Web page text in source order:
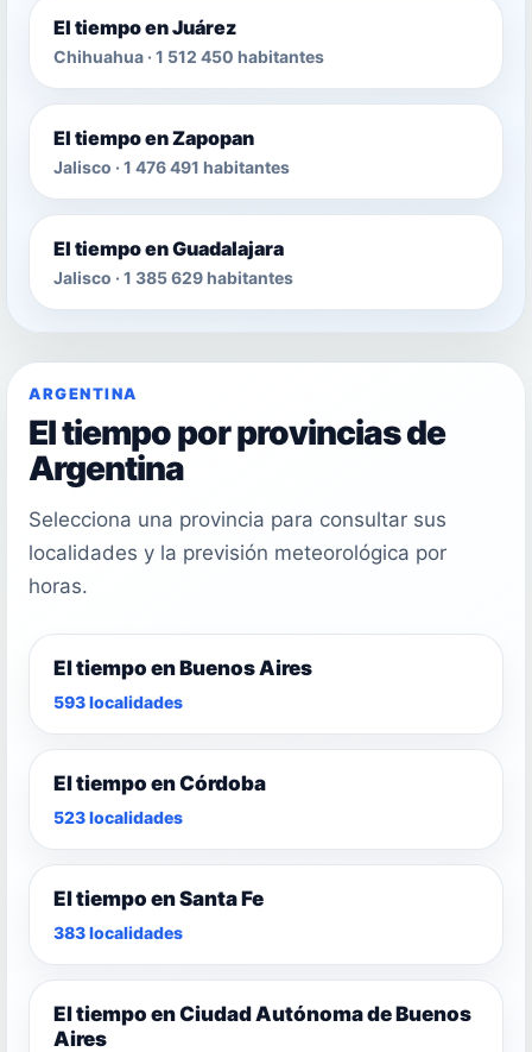
El tiempo en Juárez
Chihuahua · 1 512 450 habitantes
El tiempo en Zapopan
Jalisco · 1 476 491 habitantes
El tiempo en Guadalajara
Jalisco · 1 385 629 habitantes
ARGENTINA
El tiempo por provincias de
Argentina
Selecciona una provincia para consultar sus
localidades y la previsión meteorológica por
horas.
El tiempo en Buenos Aires
593 localidades
El tiempo en Córdoba
523 localidades
El tiempo en Santa Fe
383 localidades
El tiempo en Ciudad Autónoma de Buenos
Aires